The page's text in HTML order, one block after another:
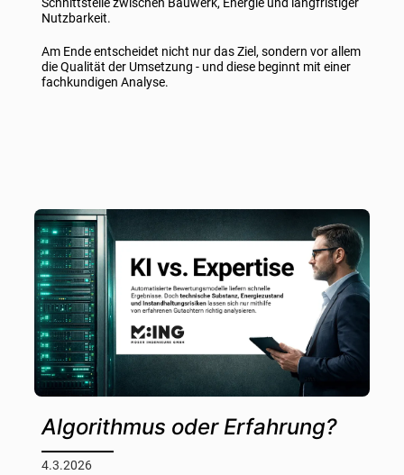
Nutzbarkeit.
Am Ende entscheidet nicht nur das Ziel, sondern vor allem
die Qualität der Umsetzung - und diese beginnt mit einer
fachkundigen Analyse.
Algorithmus oder Erfahrung?
4.3.2026